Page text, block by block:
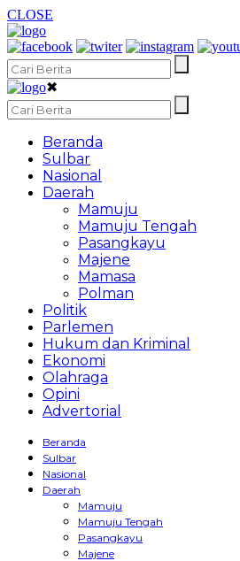
CLOSE
✖
Beranda
Sulbar
Nasional
Daerah
Mamuju
Mamuju Tengah
Pasangkayu
Majene
Mamasa
Polman
Politik
Parlemen
Hukum dan Kriminal
Ekonomi
Olahraga
Opini
Advertorial
Beranda
Sulbar
Nasional
Daerah
Mamuju
Mamuju Tengah
Pasangkayu
Majene